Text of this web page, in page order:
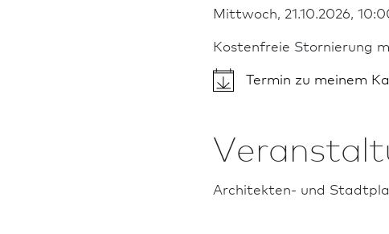
Mittwoch, 21.10.2026,
Kostenfreie Stornierung
Termin zu meinem
Architekten- und